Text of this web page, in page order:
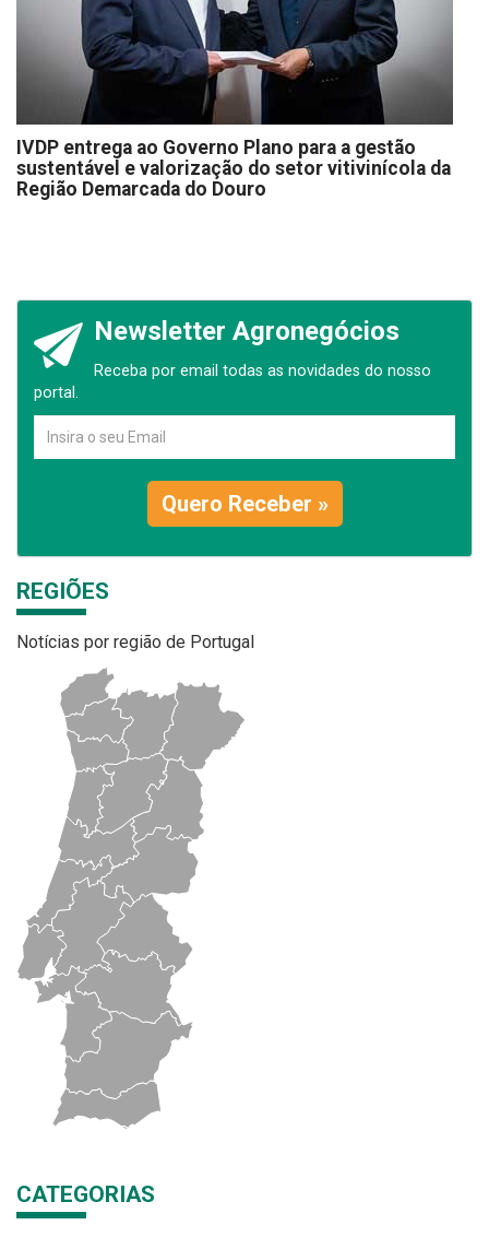
IVDP entrega ao Governo Plano para a gestão
sustentável e valorização do setor vitivinícola da
Região Demarcada do Douro
Newsletter Agronegócios
Receba por email todas as novidades do nosso
portal.
Quero Receber »
REGIÕES
Notícias por região de Portugal
CATEGORIAS